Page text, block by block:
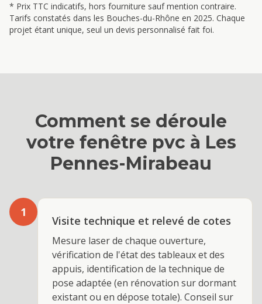
* Prix TTC indicatifs, hors fourniture sauf mention contraire.
Tarifs constatés dans les Bouches-du-Rhône en 2025. Chaque
projet étant unique, seul un devis personnalisé fait foi.
Comment se déroule
votre fenêtre pvc à Les
Pennes-Mirabeau
1
Visite technique et relevé de cotes
Mesure laser de chaque ouverture,
vérification de l'état des tableaux et des
appuis, identification de la technique de
pose adaptée (en rénovation sur dormant
existant ou en dépose totale). Conseil sur